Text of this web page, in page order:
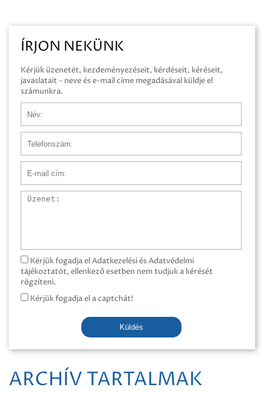
ÍRJON NEKÜNK
Kérjük üzenetét, kezdeményezéseit, kérdéseit, kéréseit,
javaslatait - neve és e-mail címe megadásával küldje el
számunkra.
Üzenet
Kérjük fogadja el Adatkezelési és Adatvédelmi
tájékoztatót, ellenkező esetben nem tudjuk a kérését
rögzíteni.
Kérjük fogadja el a captchát!
Küldés
ARCHÍV TARTALMAK